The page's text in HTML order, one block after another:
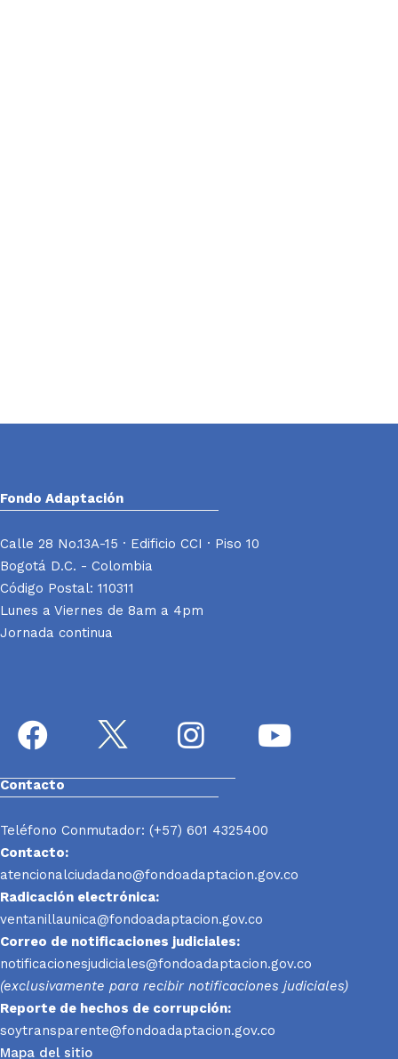
Fondo Adaptación
Calle 28 No.13A-15 · Edificio CCI · Piso 10
Bogotá D.C. - Colombia
Código Postal: 110311
Lunes a Viernes de 8am a 4pm
Jornada continua
Contacto
Teléfono Conmutador: (+57) 601 4325400
Contacto:
atencionalciudadano@fondoadaptacion.gov.co
Radicación electrónica:
ventanillaunica@fondoadaptacion.gov.co
Correo de notificaciones judiciales:
notificacionesjudiciales@fondoadaptacion.gov.co
(exclusivamente para recibir notificaciones judiciales)
Reporte de hechos de corrupción:
soytransparente@fondoadaptacion.gov.co
Mapa del sitio